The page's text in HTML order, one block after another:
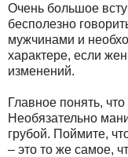
Очень большое
бесполезно
мужчинами и
характере, если
изменений.
Главное понять,
Необязательно
грубой. Поймите,
– это то же самое,